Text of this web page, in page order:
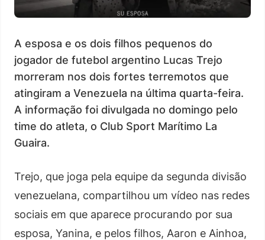
A esposa e os dois filhos pequenos do
jogador de futebol argentino Lucas Trejo
morreram nos dois fortes terremotos que
atingiram a Venezuela na última quarta-feira.
A informação foi divulgada no domingo pelo
time do atleta, o Club Sport Marítimo La
Guaira.
Trejo, que joga pela equipe da segunda divisão
venezuelana, compartilhou um vídeo nas redes
sociais em que aparece procurando por sua
esposa, Yanina, e pelos filhos, Aaron e Ainhoa,